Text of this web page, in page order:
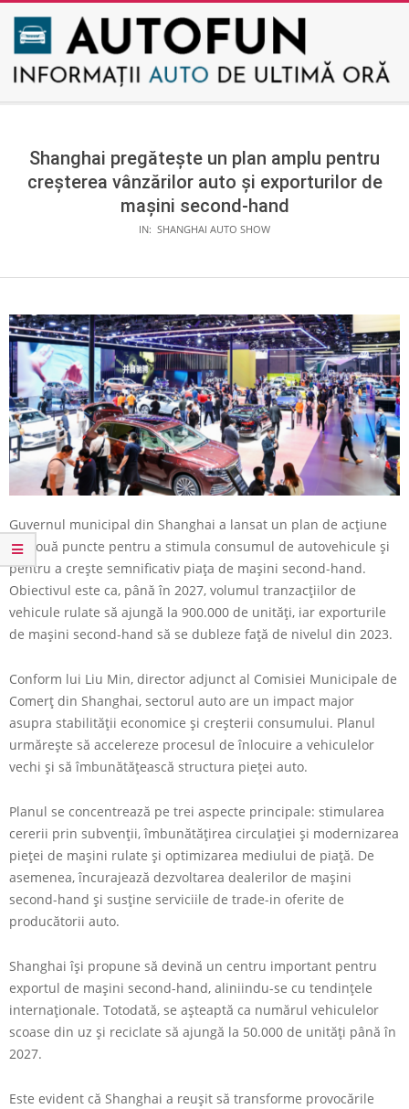
Skip
content
AUTOFUN
MenuShanghai pregătește un plan amplu pentru
creșterea vânzărilor auto și exporturilor de
mașini second-hand
IN: SHANGHAI AUTO SHOW
Guvernul municipal din Shanghai a lansat un plan de acțiune
cu nouă puncte pentru a stimula consumul de autovehicule și
pentru a crește semnificativ piața de mașini second-hand.
Obiectivul este ca, până în 2027, volumul tranzacțiilor de
vehicule rulate să ajungă la 900.000 de unități, iar exporturile
de mașini second-hand să se dubleze față de nivelul din 2023.
Conform lui Liu Min, director adjunct al Comisiei Municipale de
Comerț din Shanghai, sectorul auto are un impact major
asupra stabilității economice și creșterii consumului. Planul
urmărește să accelereze procesul de înlocuire a vehiculelor
vechi și să îmbunătățească structura pieței auto.
Planul se concentrează pe trei aspecte principale: stimularea
cererii prin subvenții, îmbunătățirea circulației și modernizarea
pieței de mașini rulate și optimizarea mediului de piață. De
asemenea, încurajează dezvoltarea dealerilor de mașini
second-hand și susține serviciile de trade-in oferite de
producătorii auto.
Shanghai își propune să devină un centru important pentru
exportul de mașini second-hand, aliniindu-se cu tendințele
internaționale. Totodată, se așteaptă ca numărul vehiculelor
scoase din uz și reciclate să ajungă la 50.000 de unități până în
2027.
Este evident că Shanghai a reușit să transforme provocările